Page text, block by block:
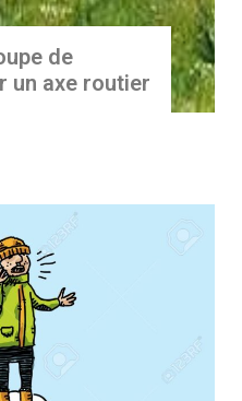
de
un axe routier